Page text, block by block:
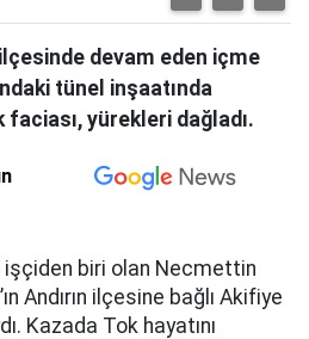
devam eden içme
tünel inşaatında
yürekleri dağladı.
işçiden biri olan Necmettin
Andırın ilçesine bağlı Akifiye
Kazada Tok hayatını